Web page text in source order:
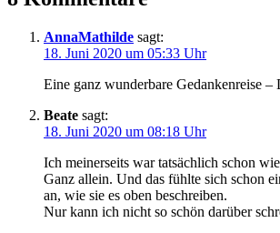
AnnaMathilde sagt:
18. Juni 2020 um 05:33 Uhr
Eine ganz wunderbare Gedankenreise –
Beate sagt:
18. Juni 2020 um 08:18 Uhr
Ich meinerseits war tatsächlich schon
Ganz allein. Und das fühlte sich schon
an, wie sie es oben beschreiben.
Nur kann ich nicht so schön darüber